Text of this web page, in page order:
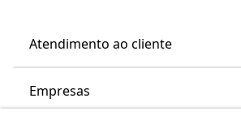
Atendimento ao cliente
Empresas